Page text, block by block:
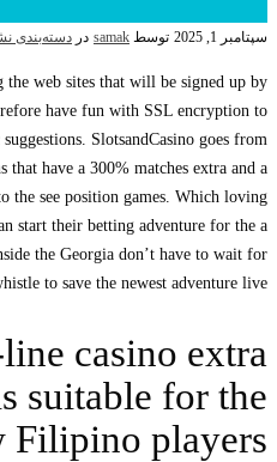
سپتامبر 1, 2025 توسط samak در دسته‌بندی
web sites that will be signed up by
have fun with SSL encryption to
SlotsandCasino goes from
that have a 300% matches extra and a
the see position games. Which loving
start their betting adventure for the a
the Georgia don’t have to wait for
to save the newest adventure live.
casino extra
suitable for the
players?